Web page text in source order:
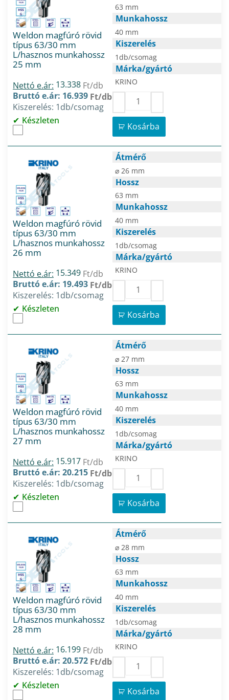
Weldon magfúró rövid
típus 63/30 mm
L/hasznos munkahossz
25 mm
Nettó e.ár: 13.338 Ft/db
Bruttó e.ár: 16.939 Ft/db
Kiszerelés: 1db/csomag
Készleten
63 mm
Munkahossz
40 mm
Kiszerelés
1db/csomag
Márka/gyártó
KRINO
Kosárba
Weldon magfúró rövid
típus 63/30 mm
L/hasznos munkahossz
26 mm
Nettó e.ár: 15.349 Ft/db
Bruttó e.ár: 19.493 Ft/db
Kiszerelés: 1db/csomag
Készleten
Átmérő
⌀ 26 mm
Hossz
63 mm
Munkahossz
40 mm
Kiszerelés
1db/csomag
Márka/gyártó
KRINO
Kosárba
Weldon magfúró rövid
típus 63/30 mm
L/hasznos munkahossz
27 mm
Nettó e.ár: 15.917 Ft/db
Bruttó e.ár: 20.215 Ft/db
Kiszerelés: 1db/csomag
Készleten
Átmérő
⌀ 27 mm
Hossz
63 mm
Munkahossz
40 mm
Kiszerelés
1db/csomag
Márka/gyártó
KRINO
Kosárba
Weldon magfúró rövid
típus 63/30 mm
L/hasznos munkahossz
28 mm
Nettó e.ár: 16.199 Ft/db
Bruttó e.ár: 20.572 Ft/db
Kiszerelés: 1db/csomag
Készleten
Átmérő
⌀ 28 mm
Hossz
63 mm
Munkahossz
40 mm
Kiszerelés
1db/csomag
Márka/gyártó
KRINO
Kosárba